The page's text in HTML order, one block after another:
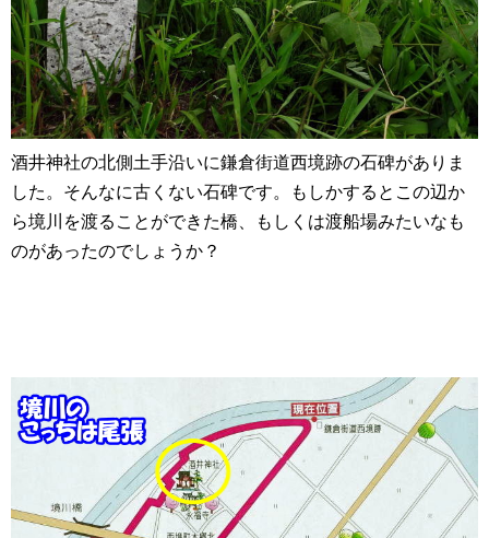
酒井神社の北側土手沿いに鎌倉街道西境跡の石碑がありま
した。そんなに古くない石碑です。もしかするとこの辺か
ら境川を渡ることができた橋、もしくは渡船場みたいなも
のがあったのでしょうか？